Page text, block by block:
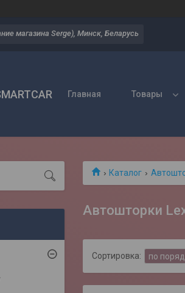
магазина Serge), Минск, Беларусь
Главная Товары
Каталог
Автошторки